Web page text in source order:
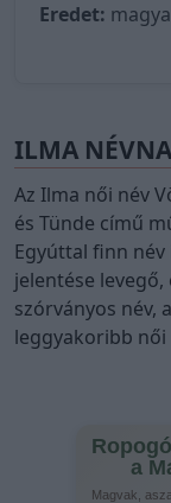
Eredet:
ILMA
Az Ilma női név
és Tünde című
Egyúttal finn név
jelentése levegő,
szórványos név,
leggyakoribb
a
Magvak,